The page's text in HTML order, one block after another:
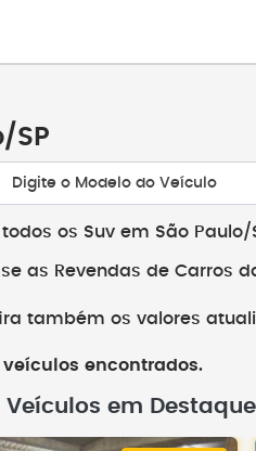
SP
Digite o Modelo do Veículo
os Suv em São Paulo/
as Revendas de Carros
também os valores
veículos encontrados.
Veículos em Destaque